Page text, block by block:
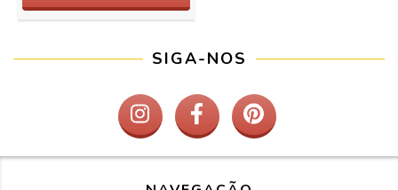
SIGA-NOS